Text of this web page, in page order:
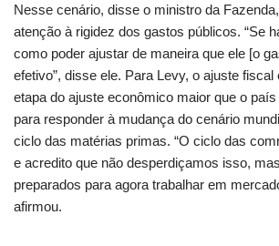
Nesse cenário, disse o ministro da
atenção à rigidez dos gastos públicos. “Se
como poder ajustar de maneira que ele [o
efetivo”, disse ele. Para Levy, o ajuste fiscal
etapa do ajuste econômico maior que o
para responder à mudança do cenário
ciclo das matérias primas. “O ciclo das
e acredito que não desperdiçamos isso,
preparados para agora trabalhar em
afirmou.